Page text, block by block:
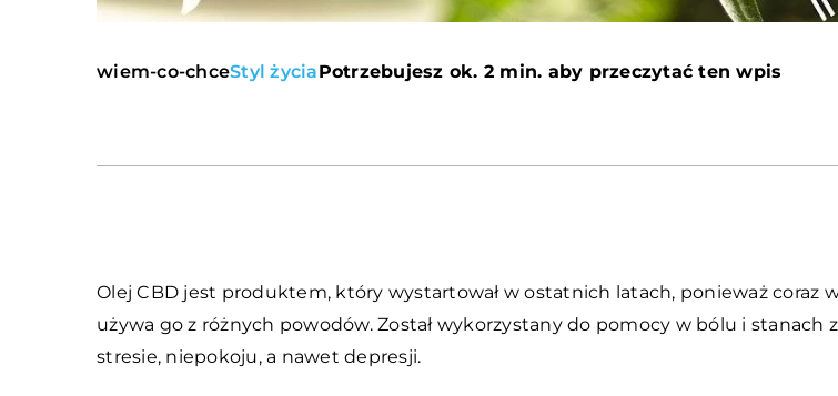
wiem-co-chceStyl życiaPotrzebujesz ok. 2 min. aby przeczytać ten wpis
Olej CBD jest produktem, który wystartował w ostatnich latach, ponieważ coraz
używa go z różnych powodów. Został wykorzystany do pomocy w bólu i stanach
stresie, niepokoju, a nawet depresji.